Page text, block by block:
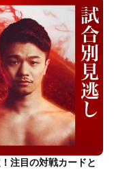
注目の対戦カードと